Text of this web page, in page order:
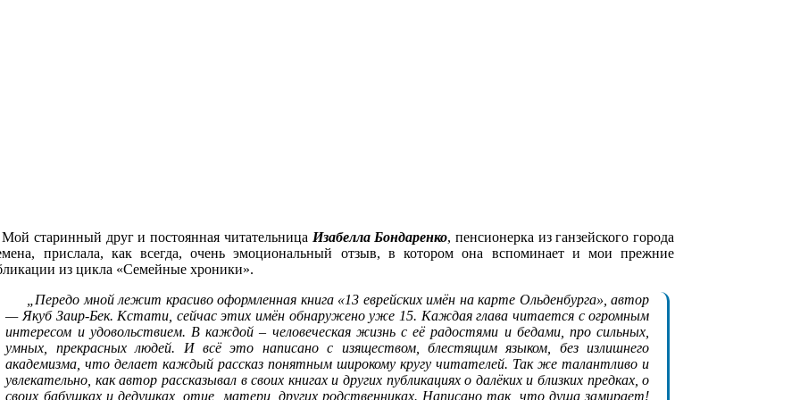
Мой старинный друг и постоянная читательница Изабелла Бондаренко, пенсионерка из ганзейского города
прислала, как всегда, очень эмоциональный отзыв, в котором она вспоминает и мои прежние
из цикла «Семейные хроники».
„Передо мной лежит красиво оформленная книга «13 еврейских имён на карте Ольденбурга», автор
— Якуб Заир-Бек. Кстати, сейчас этих имён обнаружено уже 15. Каждая глава читается с огромным
интересом и удовольствием. В каждой – человеческая жизнь с её радостями и бедами, про сильных,
умных, прекрасных людей. И всё это написано с изяществом, блестящим языком, без излишнего
академизма, что делает каждый рассказ понятным широкому кругу читателей. Так же талантливо и
увлекательно, как автор рассказывал в своих книгах и других публикациях о далёких и близких предках, о
своих бабушках и дедушках, отце, матери, других родственниках. Написано так, что душа замирает!